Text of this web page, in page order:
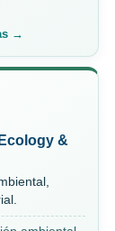
→
&